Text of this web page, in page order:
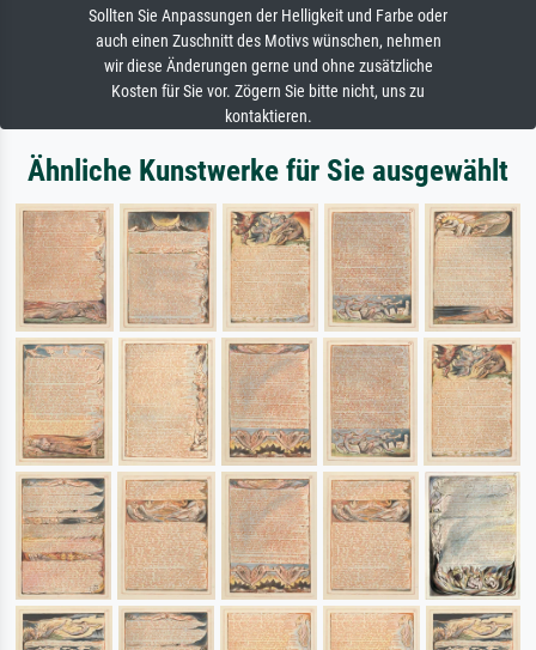
Sollten Sie Anpassungen der Helligkeit und Farbe oder
auch einen Zuschnitt des Motivs wünschen, nehmen
wir diese Änderungen gerne und ohne zusätzliche
Kosten für Sie vor. Zögern Sie bitte nicht, uns zu
kontaktieren.
Ähnliche Kunstwerke für Sie ausgewählt